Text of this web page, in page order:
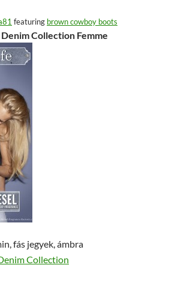
featuring brown cowboy boots
Collection Femme
fás jegyek, ámbra